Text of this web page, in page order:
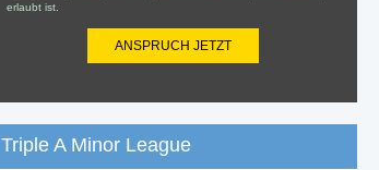
erlaubt ist.
ANSPRUCH JETZT
Triple A Minor League